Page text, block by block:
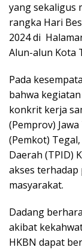
yang sekaligus
rangka Hari
2024 di
Alun-alun Kota
Pada
bahwa
konkrit kerja
(Pemprov)
(Pemkot)
Daerah (TPID)
akses
masyarakat.
Dadang
akibat
HKBN dapat